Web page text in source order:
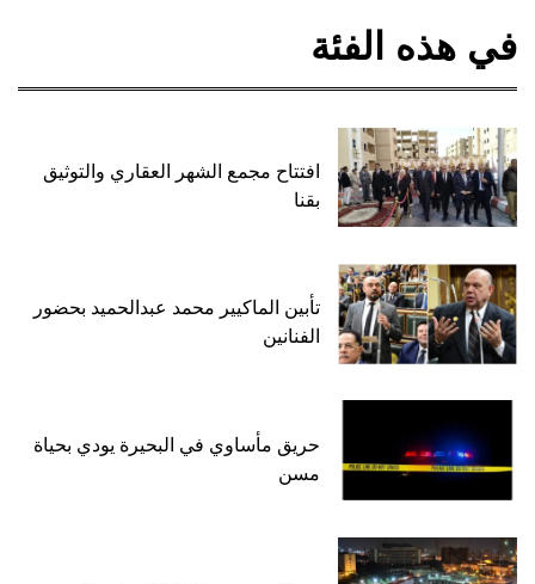
في هذه الفئة
افتتاح مجمع الشهر العقاري والتوثيق
بقنا
تأبين الماكيير محمد عبدالحميد بحضور
الفنانين
حريق مأساوي في البحيرة يودي بحياة
مسن